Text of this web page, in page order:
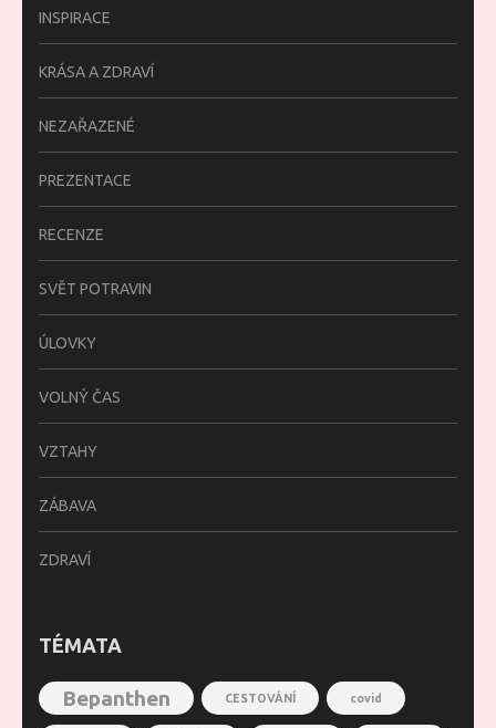
INSPIRACE
KRÁSA A ZDRAVÍ
NEZAŘAZENÉ
PREZENTACE
RECENZE
SVĚT POTRAVIN
ÚLOVKY
VOLNÝ ČAS
VZTAHY
ZÁBAVA
ZDRAVÍ
TÉMATA
Bepanthen CESTOVÁNÍ covid